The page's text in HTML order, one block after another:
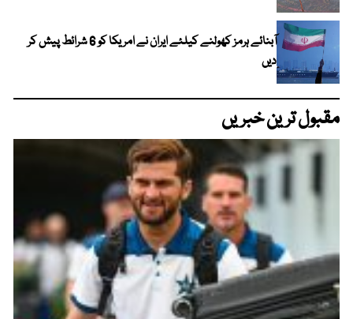
آبنائے ہرمز کھولنے کیلئے ایران نے امریکا کو 6 شرائط پیش کر
دیں
مقبول ترین خبریں